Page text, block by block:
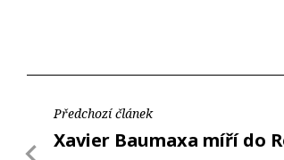
Předchozí článek
Xavier Baumaxa míří do